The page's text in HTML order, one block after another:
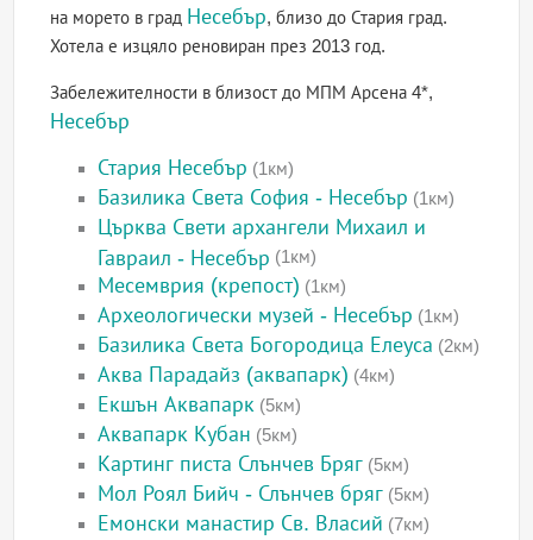
на морето в град Несебър, близо до Стария град.
Хотела е изцяло реновиран през 2013 год.
Забележителности в близост до МПМ Арсена 4*,
Несебър
Стария Несебър (1км)
Базилика Света София - Несебър (1км)
Църква Свети архангели Михаил и
Гавраил - Несебър (1км)
Месемврия (крепост) (1км)
Археологически музей - Несебър (1км)
Базилика Света Богородица Елеуса (2км)
Аква Парадайз (аквапарк) (4км)
Екшън Аквапарк (5км)
Аквапарк Кубан (5км)
Картинг писта Слънчев Бряг (5км)
Мол Роял Бийч - Слънчев бряг (5км)
Емонски манастир Св. Власий (7км)